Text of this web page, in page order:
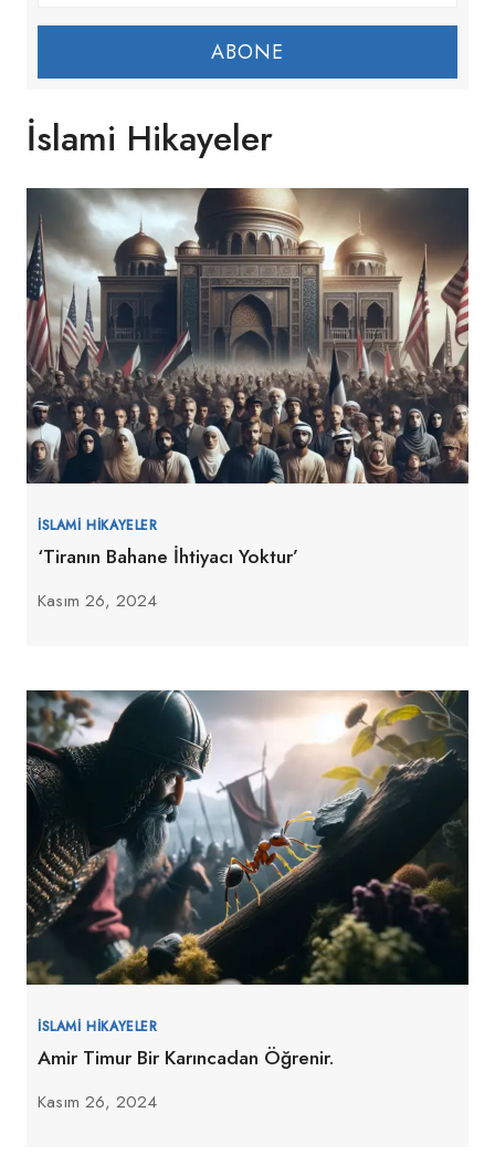
ABONE
İslami Hikayeler
İSLAMI HIKAYELER
‘Tiranın Bahane İhtiyacı Yoktur’
Kasım 26, 2024
İSLAMI HIKAYELER
Amir Timur Bir Karıncadan Öğrenir.
Kasım 26, 2024